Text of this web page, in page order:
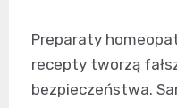
Preparaty
recepty tworzą
bezpieczeństwa.